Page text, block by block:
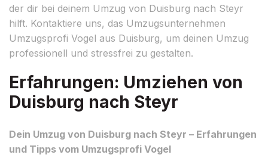
der dir bei deinem Umzug von Duisburg nach Steyr
hilft. Kontaktiere uns, das Umzugsunternehmen
Umzugsprofi Vogel aus Duisburg, um deinen Umzug
professionell und stressfrei zu gestalten.
Erfahrungen: Umziehen von
Duisburg nach Steyr
Dein Umzug von Duisburg nach Steyr – Erfahrungen
und Tipps vom Umzugsprofi Vogel